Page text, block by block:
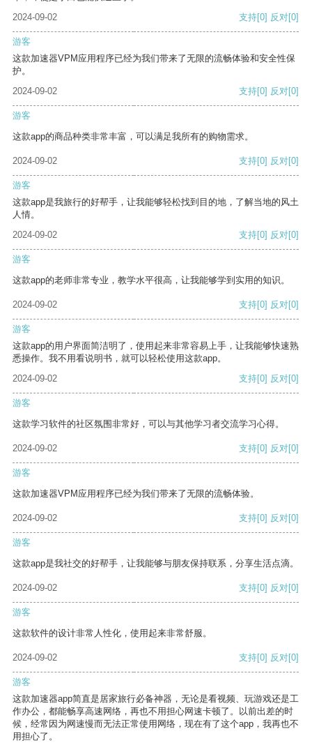
2024-09-02
支持[0] 反对[0]
游客
这款加速器VPM应用程序已经为我们带来了无限的流畅体验和安全性保
护。
2024-09-02
支持[0] 反对[0]
游客
这款app的商品种类非常丰富，可以满足我所有的购物需求。
2024-09-02 支持[0] 反对[0]
游客
这款app是我旅行的好帮手，让我能够轻松找到目的地，了解当地的风土
人情。
2024-09-02
支持[0] 反对[0]
游客
这款app的老师非常专业，教学水平很高，让我能够学到实用的知识。
2024-09-02 支持[0] 反对[0]
游客
这款app的用户界面简洁明了，使用起来非常容易上手，让我能够快速熟
悉操作。我不用看说明书，就可以轻松使用这款app。
2024-09-02
支持[0] 反对[0]
游客
这款学习软件的社区氛围非常好，可以与其他学习者交流学习心得。
2024-09-02 支持[0] 反对[0]
游客
这款加速器VPM应用程序已经为我们带来了无限的流畅体验。
2024-09-02 支持[0] 反对[0]
游客
这款app是我社交的好帮手，让我能够与朋友保持联系，分享生活点滴。
2024-09-02 支持[0] 反对[0]
游客
这款软件的设计非常人性化，使用起来非常舒服。
2024-09-02 支持[0] 反对[0]
游客
这款加速器app简直是居家旅行必备神器，无论是看视频、玩游戏还是工
作办公，都能畅享高速网络，再也不用担心网速卡顿了。以前出差的时
候，经常因为网速慢而无法正常使用网络，现在有了这个app，我再也不
用担心了。